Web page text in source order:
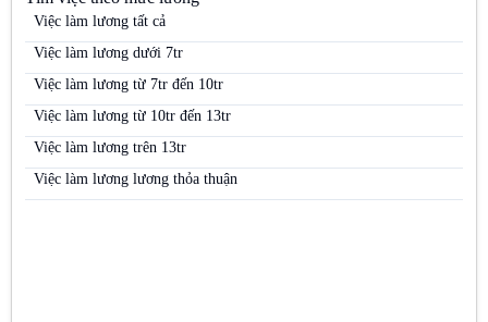
Việc làm Trưởng nhóm PG
Việc làm Việc làm kho vận
Việc làm Việc làm sinh viên
Việc làm Việc làm thời vụ
Việc làm Việc làm văn phòng
Việc làm lương tất cả
Việc làm lương dưới 7tr
Việc làm lương từ 7tr đến 10tr
Việc làm lương từ 10tr đến 13tr
Việc làm lương trên 13tr
Việc làm lương lương thỏa thuận